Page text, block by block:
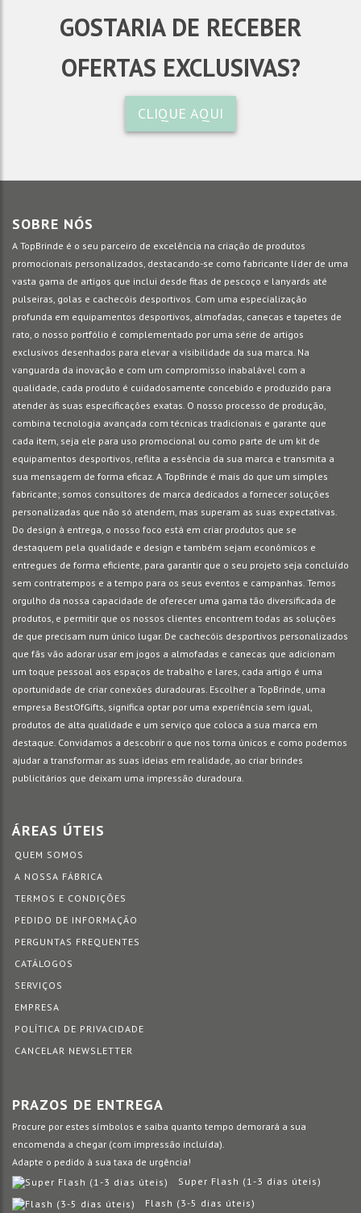
GOSTARIA DE RECEBER
OFERTAS EXCLUSIVAS?
CLIQUE AQUI
SOBRE NÓS
A TopBrinde é o seu parceiro de excelência na criação de produtos
promocionais personalizados, destacando-se como fabricante líder de uma
vasta gama de artigos que inclui desde fitas de pescoço e lanyards até
pulseiras, golas e cachecóis desportivos. Com uma especialização
profunda em equipamentos desportivos, almofadas, canecas e tapetes de
rato, o nosso portfólio é complementado por uma série de artigos
exclusivos desenhados para elevar a visibilidade da sua marca. Na
vanguarda da inovação e com um compromisso inabalável com a
qualidade, cada produto é cuidadosamente concebido e produzido para
atender às suas especificações exatas. O nosso processo de produção,
combina tecnologia avançada com técnicas tradicionais e garante que
cada item, seja ele para uso promocional ou como parte de um kit de
equipamentos desportivos, reflita a essência da sua marca e transmita a
sua mensagem de forma eficaz. A TopBrinde é mais do que um simples
fabricante; somos consultores de marca dedicados a fornecer soluções
personalizadas que não só atendem, mas superam as suas expectativas.
Do design à entrega, o nosso foco está em criar produtos que se
destaquem pela qualidade e design e também sejam econômicos e
entregues de forma eficiente, para garantir que o seu projeto seja concluído
sem contratempos e a tempo para os seus eventos e campanhas. Temos
orgulho da nossa capacidade de oferecer uma gama tão diversificada de
produtos, e permitir que os nossos clientes encontrem todas as soluções
de que precisam num único lugar. De cachecóis desportivos personalizados
que fãs vão adorar usar em jogos a almofadas e canecas que adicionam
um toque pessoal aos espaços de trabalho e lares, cada artigo é uma
oportunidade de criar conexões duradouras. Escolher a TopBrinde, uma
empresa BestOfGifts, significa optar por uma experiência sem igual,
produtos de alta qualidade e um serviço que coloca a sua marca em
destaque. Convidamos a descobrir o que nos torna únicos e como podemos
ajudar a transformar as suas ideias em realidade, ao criar brindes
publicitários que deixam uma impressão duradoura.
ÁREAS ÚTEIS
QUEM SOMOS
A NOSSA FÁBRICA
TERMOS E CONDIÇÕES
PEDIDO DE INFORMAÇÃO
PERGUNTAS FREQUENTES
CATÁLOGOS
SERVIÇOS
EMPRESA
POLÍTICA DE PRIVACIDADE
CANCELAR NEWSLETTER
PRAZOS DE ENTREGA
Procure por estes símbolos e saiba quanto tempo demorará a sua
encomenda a chegar (com impressão incluída).
Adapte o pedido à sua taxa de urgência!
Super Flash (1-3 dias úteis)
Flash (3-5 dias úteis)